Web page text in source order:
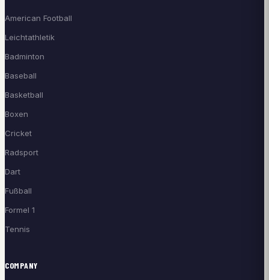
American Football
Leichtathletik
Badminton
Baseball
Basketball
Boxen
Cricket
Radsport
Dart
Fußball
Formel 1
Tennis
COMPANY